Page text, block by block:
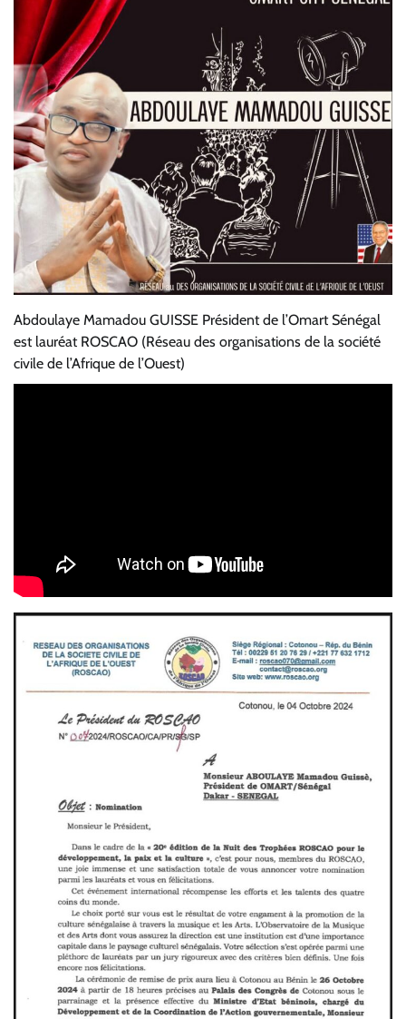
Abdoulaye Mamadou GUISSE Président de l’Omart Sénégal
est lauréat ROSCAO (Réseau des organisations de la société
civile de l’Afrique de l’Ouest)